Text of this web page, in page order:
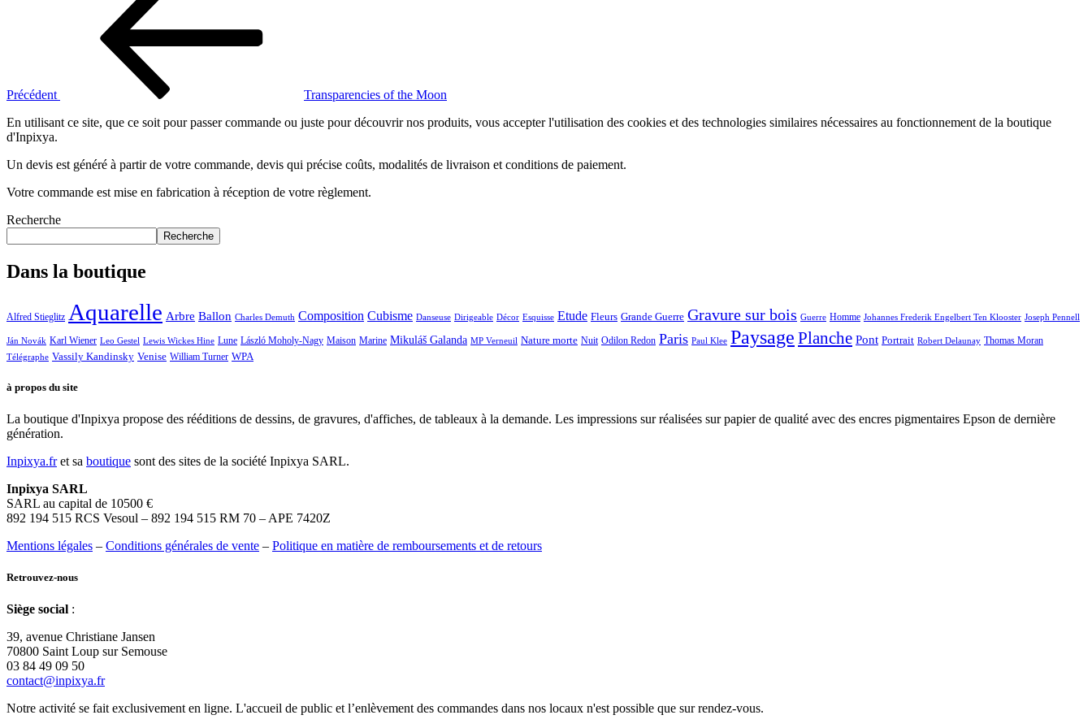
Précédent
Transparencies of the Moon
En utilisant ce site, que ce soit pour passer commande ou juste pour découvrir nos produits, vous accepter l'utilisation des cookies et des technologies similaires nécessaires au fonctionnement de la boutique
d'Inpixya.
Un devis est généré à partir de votre commande, devis qui précise coûts, modalités de livraison et conditions de paiement.
Votre commande est mise en fabrication à réception de votre règlement.
Recherche
Recherche
Dans la boutique
Alfred Stieglitz Aquarelle Arbre Ballon Charles Demuth Composition Cubisme Danseuse Dirigeable Décor Esquisse Etude Fleurs Grande Guerre Gravure sur bois Guerre Homme Johannes Frederik Engelbert Ten Klooster Joseph Pennell
Ján Novák Karl Wiener Leo Gestel Lewis Wickes Hine Lune László Moholy-Nagy Maison Marine Mikuláš Galanda MP Verneuil Nature morte Nuit Odilon Redon Paris Paul Klee Paysage Planche Pont Portrait Robert Delaunay Thomas Moran
Télégraphe Vassily Kandinsky Venise William Turner WPA
à propos du site
La boutique d'Inpixya propose des rééditions de dessins, de gravures, d'affiches, de tableaux à la demande. Les impressions sur réalisées sur papier de qualité avec des encres pigmentaires Epson de dernière
génération.
Inpixya.fret sa boutique sont des sites de la société Inpixya SARL.
Inpixya SARL
SARL au capital de 10500 €
892 194 515 RCS Vesoul – 892 194 515 RM 70 – APE 7420Z
Mentions légales – Conditions générales de vente – Politique en matière de remboursements et de retours
Retrouvez-nous
Siège social :
39, avenue Christiane Jansen
70800 Saint Loup sur Semouse
03 84 49 09 50
contact@inpixya.fr
Notre activité se fait exclusivement en ligne. L'accueil de public et l’enlèvement des commandes dans nos locaux n'est possible que sur rendez-vous.